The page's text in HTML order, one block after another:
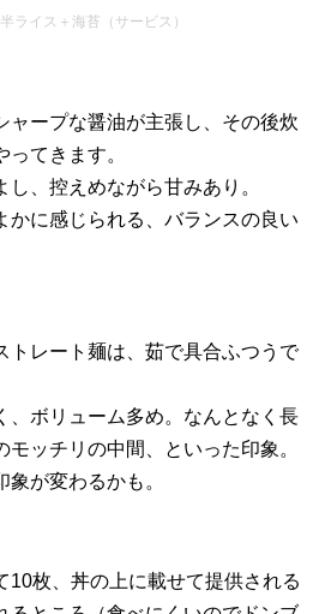
ライス＋海苔（サービス）
ャープな醤油が主張し、その後炊
てきます。
、控えめながら甘みあり。
かに感じられる、バランスの良い
トレート麺は、茹で具合ふつうで
、ボリューム多め。なんとなく長
ッチリの中間、といった印象。
が変わるかも。
10枚、丼の上に載せて提供される